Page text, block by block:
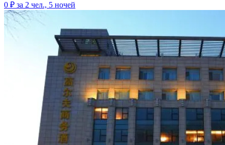
0 ₽ за 2 чел., 5 ночей